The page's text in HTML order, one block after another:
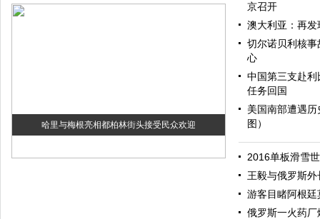
哈里与梅根亮相都柏林街头接受民众欢迎
京召开
澳大利亚：再
切尔诺贝利核
心
中国第三支赴
任务回国
美国南部遭遇
图）
2016单板滑雪
王毅与俄罗斯
游客目睹阿根
俄罗斯一火药